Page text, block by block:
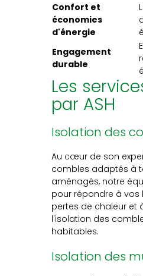
Confort et
économies
d'énergie
Engagement
durable
Les
par ASH
Isolation des
Au cœur de son
combles adaptés à
aménagés, notre
pour répondre à vos
pertes de chaleur et
l'isolation des
habitables.
Isolation des